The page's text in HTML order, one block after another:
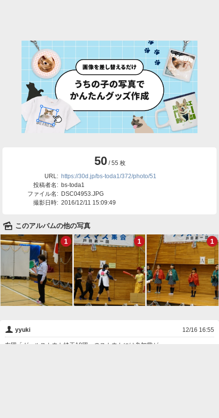
50/ 55 枚
URL: https://30d.jp/bs-toda1/372/photo/51
投稿者名: bs-toda1
ファイル名: DSC04953.JPG
撮影日時: 2016/12/11 15:09:49
🌄 このアルバムの他の写真
1
1 1
👤 yyuki 12/16 16:55
友団「ガールスカウト埼玉18団」のスカウトには参加賞が・・